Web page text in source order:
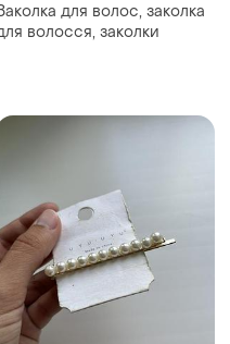
для волос, заколка
волосся, заколки